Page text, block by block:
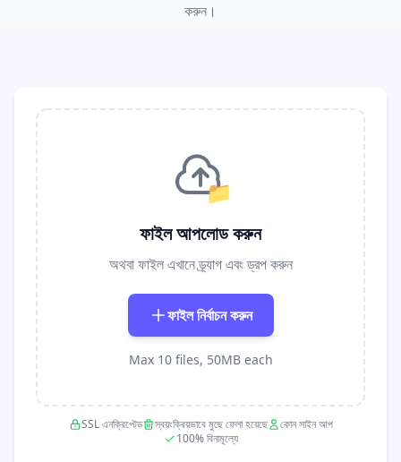
করুন।
📁
ফাইল আপলোড করুন
অথবা ফাইল এখানে ড্র্যাগ এবং ড্রপ করুন
ফাইল নির্বাচন করুন
Max 10 files, 50MB each
SSL এনক্রিপ্টেড স্বয়ংক্রিয়ভাবে মুছে ফেলা হয়েছে
কোন সাইন আপ
100% বিনামূল্যে